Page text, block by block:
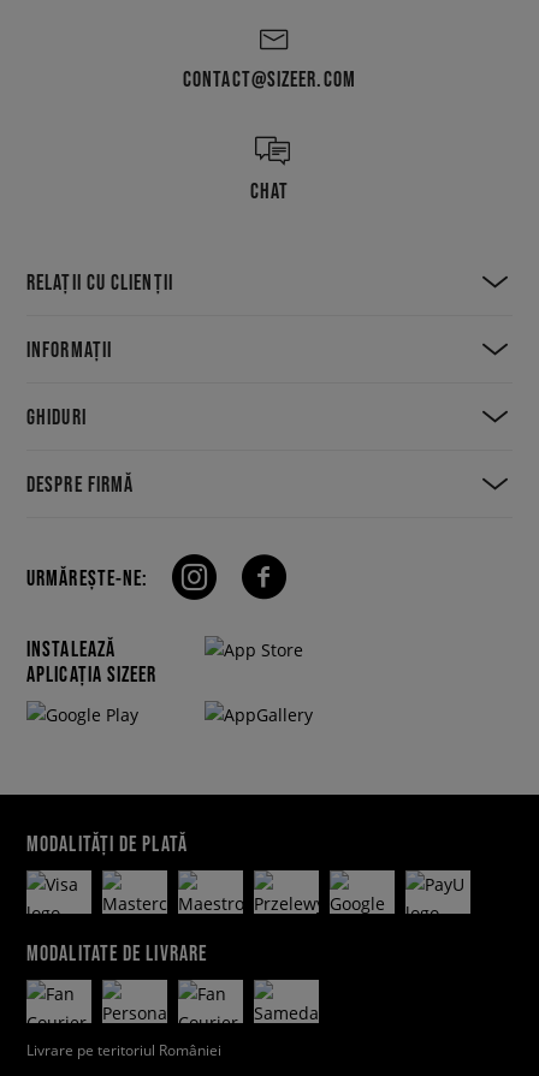
CONTACT@SIZEER.COM
CHAT
RELAȚII CU CLIENȚII
INFORMAȚII
GHIDURI
DESPRE FIRMĂ
URMĂREȘTE-NE:
INSTALEAZĂ
APLICAȚIA SIZEER
MODALITĂȚI DE PLATĂ
MODALITATE DE LIVRARE
Livrare pe teritoriul României